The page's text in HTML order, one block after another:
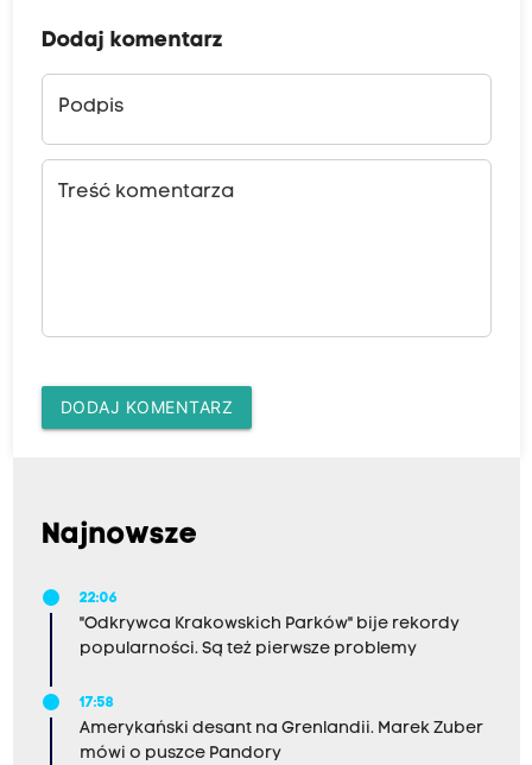
Dodaj komentarz
Podpis
Treść komentarza
DODAJ KOMENTARZ
Najnowsze
22:06
"Odkrywca Krakowskich Parków" bije rekordy
popularności. Są też pierwsze problemy
17:58
Amerykański desant na Grenlandii. Marek Zuber
mówi o puszce Pandory